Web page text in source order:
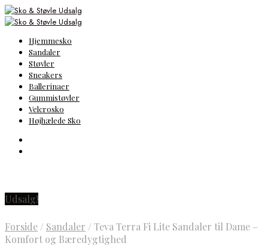
Hjemmesko
Sandaler
Støvler
Sneakers
Ballerinaer
Gummistøvler
Velcrosko
Højhælede Sko
Udsalg!
Forside / Sandaler / Teva Terra Fi Lite Sandaler til Dame –
Komfort og Bæredygtighed